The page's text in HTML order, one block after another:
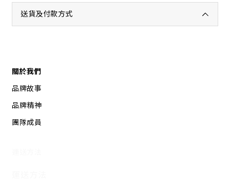
送貨及付款方式
關於我們
品牌故事
品牌精神
團隊成員